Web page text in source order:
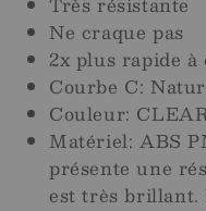
Ne craque pas
2x plus rapide à
Courbe C:
Couleur:
Matériel: ABS
présente une
est très brillant.